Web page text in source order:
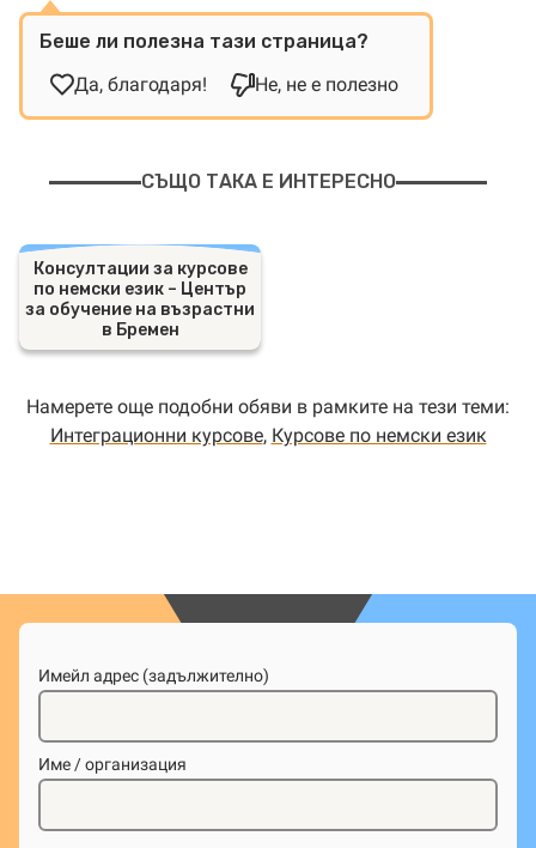
Беше ли полезна тази страница?
Да, благодаря!
Не, не е полезно
СЪЩО ТАКА Е ИНТЕРЕСНО
Консултации за курсове
по немски език – Център
за обучение на възрастни
в Бремен
Намерете още подобни обяви в рамките на тези теми:
Интеграционни курсове, Курсове по немски език
Имейл адрес (задължително)
Име / организация